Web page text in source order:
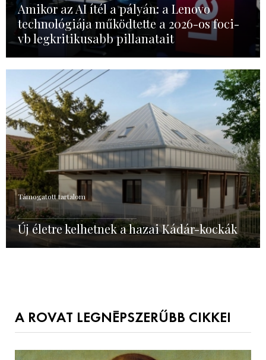
Amikor az AI ítél a pályán: a Lenovo
technológiája működtette a 2026-os foci-
vb legkritikusabb pillanatait
Támogatott tartalom
Új életre kelhetnek a hazai Kádár-kockák
A ROVAT LEGNÉPSZERŰBB CIKKEI